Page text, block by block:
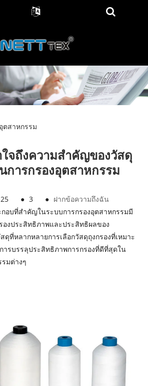
ตสาหกรรม
จถึงความสำคัญของวัสดุ
การกรองอุตสาหกรรม
● 3 ● ฝากข้อความถึงฉัน
กอบที่สำคัญในระบบการกรองอุตสาหกรรมมี
งประสิทธิภาพและประสิทธิผลของ
ดุที่หลากหลายการเลือกวัสดุถุงกรองที่เหมาะ
ารบรรลุประสิทธิภาพการกรองที่ดีที่สุดใน
มต่างๆ